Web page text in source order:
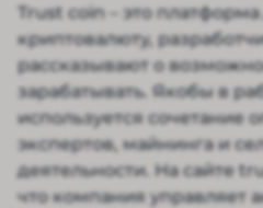
Trust coin – это
криптовалюту,
рассказывают о
зарабатывать. Якобы в
используется сочетание
экспертов, майнинга и
деятельности. На сайте
что компания управляет